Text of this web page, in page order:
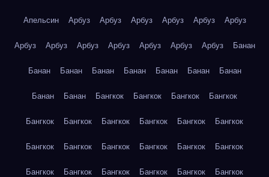
Апельсин Арбуз Арбуз Арбуз Арбуз Арбуз Арбуз
Арбуз Арбуз Арбуз Арбуз Арбуз Арбуз Арбуз Банан
Банан Банан Банан Банан Банан Банан Банан
Банан Банан Бангкок Бангкок Бангкок Бангкок
Бангкок Бангкок Бангкок Бангкок Бангкок Бангкок
Бангкок Бангкок Бангкок Бангкок Бангкок Бангкок
Бангкок Бангкок Бангкок Бангкок Бангкок Бангкок